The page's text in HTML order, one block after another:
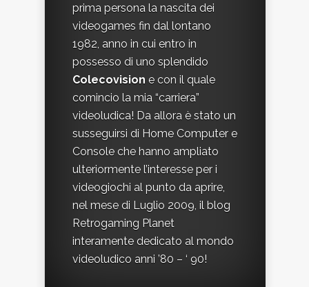
prima persona la nascita dei
videogames fin dal lontano
1982, anno in cui entro in
possesso di uno splendido
Colecovision e con il quale
comincio la mia “carriera”
videoludica! Da allora è stato un
susseguirsi di Home Computer e
Console che hanno ampliato
ulteriormente l’interesse per i
videogiochi al punto da aprire,
nel mese di Luglio 2009, il blog
Retrogaming Planet
interamente dedicato al mondo
videoludico anni ’80 – ‘ 90!